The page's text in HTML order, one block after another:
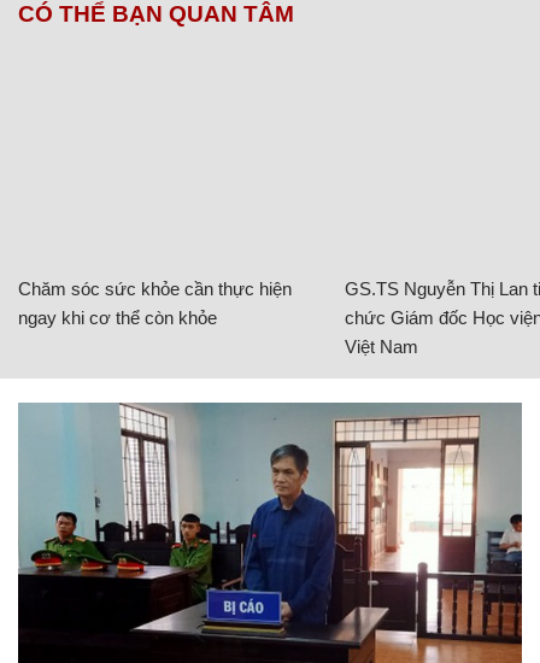
CÓ THỂ BẠN QUAN TÂM
Chăm sóc sức khỏe cần thực hiện
ngay khi cơ thể còn khỏe
GS.TS Nguyễn Thị Lan
chức Giám đốc Học
Việt Nam